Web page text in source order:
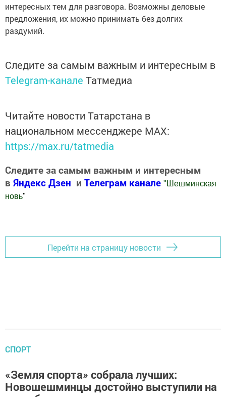
интересных тем для разговора. Возможны деловые
предложения, их можно принимать без долгих
раздумий.
Следите за самым важным и интересным в
Telegram-канале Татмедиа
Читайте новости Татарстана в
национальном мессенджере MАХ:
https://max.ru/tatmedia
Следите за самым важным и интересным
в Яндекс Дзен и Телеграм канале " Шешминская
новь"
Перейти на страницу новости
СПОРТ
«Земля спорта» собрала лучших:
Новошешминцы достойно выступили на